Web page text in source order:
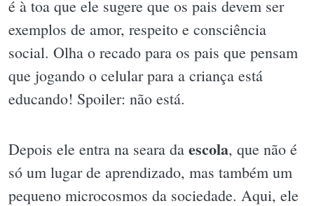
é à toa que ele sugere que os pais devem ser
exemplos de amor, respeito e consciência
social. Olha o recado para os pais que pensam
que jogando o celular para a criança está
educando! Spoiler: não está.
Depois ele entra na seara da escola, que não é
só um lugar de aprendizado, mas também um
pequeno microcosmos da sociedade. Aqui, ele